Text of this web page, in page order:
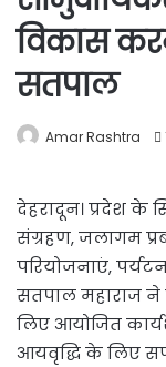
विकास
सतपाल
Amar Rashtra
देहरादून। प्रदेश के
संग्रहण, जलागम
परियोजनाएं,
सतपाल महाराज
लिए आयोजित
आयवृद्धि के लिए